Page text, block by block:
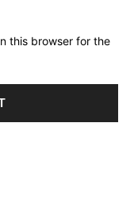
this browser for the